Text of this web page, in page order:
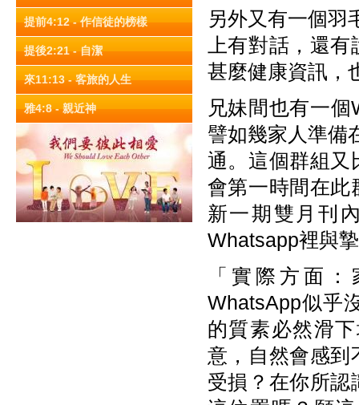
提前4:12 - 作信徒的榜樣
提後2:21 - 自潔
來11:13 - 客旅的人生
雅4:8 - 親近神
另外又有一個羽
上有對話，還
甚麼健康資訊，
兄妹間也有一
譬如幾家人準備
通。這個群組又
會第一時間在此
新一期雙月刊
Whatsapp裡與
「實際方面
WhatsApp似乎
的質素必然滑
意，自然會感到
受損？在你所認